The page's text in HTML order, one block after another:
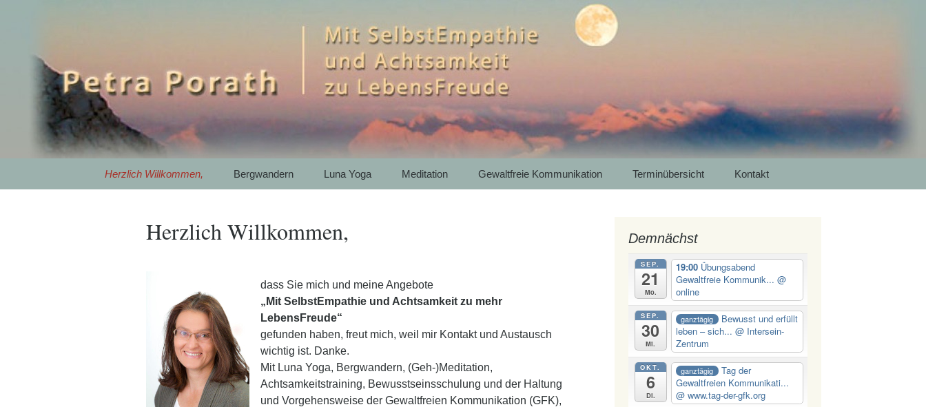
Petra Porath – Bergwandern Luna Yoga
Gewaltfreie Kommunikation Meditation in
Garmisch-Partenkirchen
Herzlich Willkommen, Bergwandern Luna Yoga Meditation Gewaltfreie Kommunikation Terminübersicht Kontakt
Herzlich Willkommen,
dass Sie mich und meine Angebote
„Mit SelbstEmpathie und Achtsamkeit zu mehr
LebensFreude“
gefunden haben, freut mich, weil mir Kontakt und Austausch
wichtig ist. Danke.
Mit Luna Yoga, Bergwandern, (Geh-)Meditation,
Achtsamkeitstraining, Bewusstseinsschulung und der Haltung
und Vorgehensweise der Gewaltfreien Kommunikation (GFK),
Demnächst
SEP.
21
Mo.
19:00 Übungsabend
Gewaltfreie Kommunik... @
online
SEP.
30
Mi.
ganztägig
Bewusst und erfüllt
leben – sich... @ Intersein-
Zentrum
OKT.
6
Di.
ganztägig
Tag der
Gewaltfreien Kommunikati...
@ www.tag-der-gfk.org